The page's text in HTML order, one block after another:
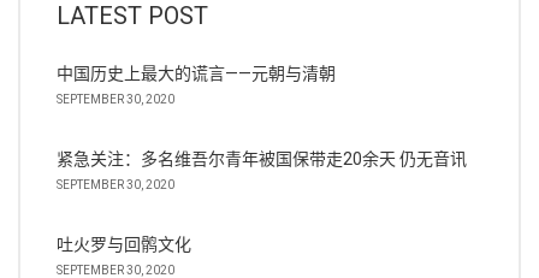
LATEST POST
中国历史上最大的谎言——元朝与清朝
SEPTEMBER 30, 2020
紧急关注：多名维吾尔青年被国保带走20余天 仍无音讯
SEPTEMBER 30, 2020
吐火罗与回鹘文化
SEPTEMBER 30, 2020